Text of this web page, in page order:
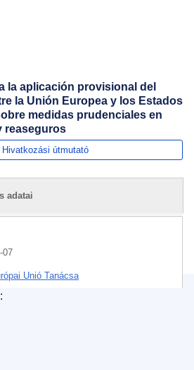
la aplicación provisional del
la Unión Europea y los Estados
medidas prudenciales en
reaseguros
Hivatkozási útmutató
adatai
07
Unió Tanácsa